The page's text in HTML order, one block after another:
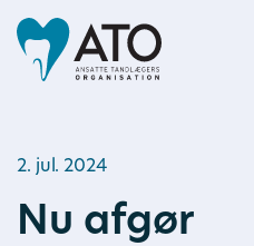
2. jul. 2024
Nu afgør